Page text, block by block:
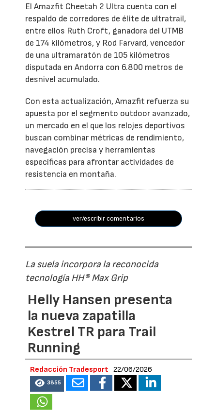
El Amazfit Cheetah 2 Ultra cuenta con el
respaldo de corredores de élite de ultratrail,
entre ellos Ruth Croft, ganadora del UTMB
de 174 kilómetros, y Rod Farvard, vencedor
de una ultramaratón de 105 kilómetros
disputada en Andorra con 6.800 metros de
desnivel acumulado.
Con esta actualización, Amazfit refuerza su
apuesta por el segmento outdoor avanzado,
un mercado en el que los relojes deportivos
buscan combinar métricas de rendimiento,
navegación precisa y herramientas
específicas para afrontar actividades de
resistencia en montaña.
ver/escribir comentarios
La suela incorpora la reconocida
tecnología HH® Max Grip
Helly Hansen presenta
la nueva zapatilla
Kestrel TR para Trail
Running
Redacción Tradesport 22/06/2026
3855